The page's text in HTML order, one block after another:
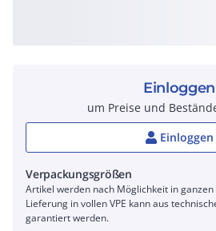
Einloggen
um Preise und
Einloggen
Verpackungsgrößen
Artikel werden nach Möglichkeit in ganzen
Lieferung in vollen VPE kann aus
garantiert werden.